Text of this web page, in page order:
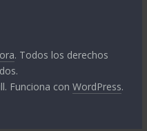
. Todos los derechos
Funciona conWordPress.